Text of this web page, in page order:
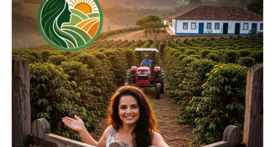
Compartilhe isso:
Facebook 18+
Relacionado
Paraná manteve liderança
em exportação de
proteínas animais
Confira a situação da soja,
suínos, bovinos, frango e
mel no Paraná